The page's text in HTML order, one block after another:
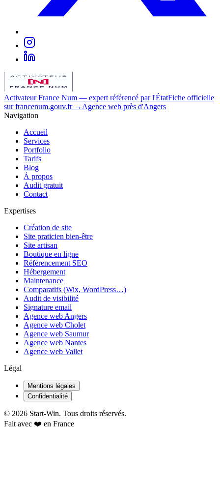
Activateur France Num — expert référencé par l'ÉtatFiche officielle
sur francenum.gouv.fr → Agence web près d'Angers
Navigation
Accueil
Services
Portfolio
Tarifs
Blog
À propos
Audit gratuit
Contact
Expertises
Création de site
Site praticien bien-être
Site artisan
Boutique en ligne
Référencement SEO
Hébergement
Maintenance
Comparatifs (Wix, WordPress…)
Audit de visibilité
Signature email
Agence web Angers
Agence web Cholet
Agence web Saumur
Agence web Nantes
Agence web Vallet
Légal
Mentions légales
Confidentialité
© 2026 Start-Win. Tous droits réservés.
Fait avec ❤️ en France